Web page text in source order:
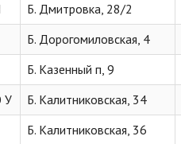
Б. Дмитровка, 28/2
Б. Дорогомиловская, 4
Б. Казенный п, 9
У
Б. Калитниковская, 34
Б. Калитниковская, 36